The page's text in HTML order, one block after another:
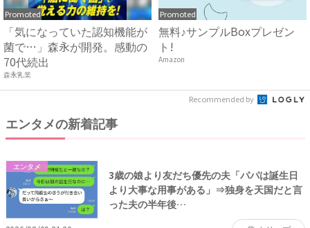
Promoted
「気になっていた認知機能が
菌で…」森永が開発。感動の
70代続出
森永乳業
Promoted
無料♪サンプルBoxプレゼン
ト!
Amazon
Recommended by
エンタメの新着記事
エンタメ
3歳の娘より友だち優先の夫「パパは誕生日
より大事な用事がある」⇒独身を天国だと言
った夫の半年後…